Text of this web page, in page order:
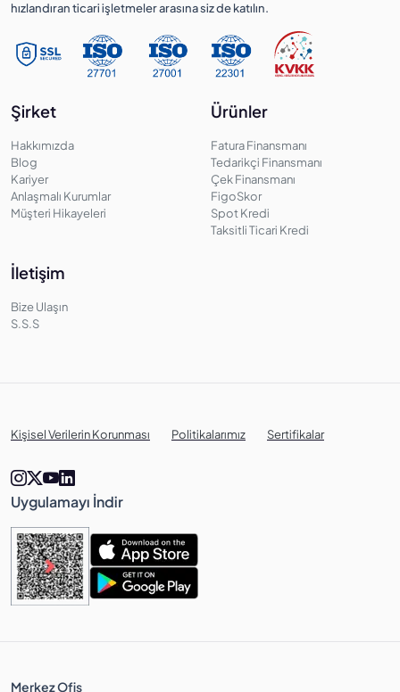
hızlandıran ticari işletmeler arasına siz de katılın.
Şirket
Hakkımızda
Blog
Kariyer
Anlaşmalı Kurumlar
Müşteri Hikayeleri
Ürünler
Fatura Finansmanı
Tedarikçi Finansmanı
Çek Finansmanı
FigoSkor
Spot Kredi
Taksitli Ticari Kredi
İletişim
Bize Ulaşın
S.S.S
Kişisel Verilerin Korunması Politikalarımız Sertifikalar
Uygulamayı İndir
Merkez Ofis